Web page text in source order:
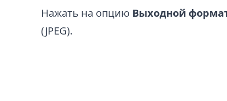
Нажать на опцию Выходной
(JPEG).